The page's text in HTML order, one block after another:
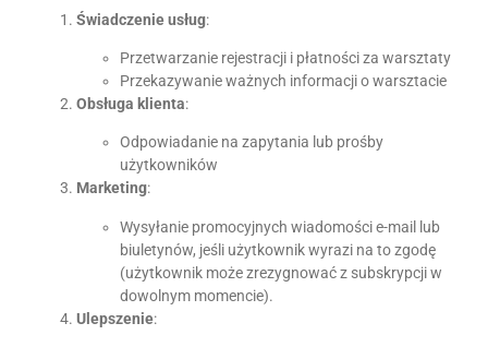
Świadczenie usług:
Przetwarzanie rejestracji i płatności za warsztaty
Przekazywanie ważnych informacji o warsztacie
Obsługa klienta:
Odpowiadanie na zapytania lub prośby
użytkowników
Marketing:
Wysyłanie promocyjnych wiadomości e-mail lub
biuletynów, jeśli użytkownik wyrazi na to zgodę
(użytkownik może zrezygnować z subskrypcji w
dowolnym momencie).
Ulepszenie: